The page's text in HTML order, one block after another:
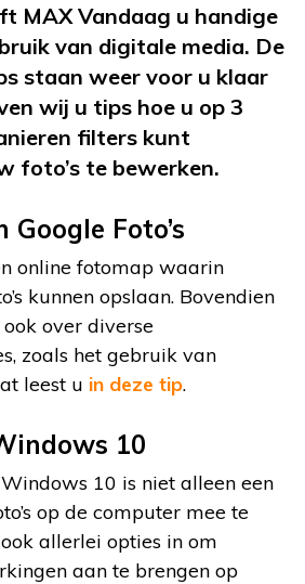
MAX Vandaag u handige
van digitale media. De
staan weer voor u klaar
wij u tips hoe u op 3
filters kunt
foto’s te bewerken.
Foto’s
online fotomap waarin
kunnen opslaan. Bovendien
over diverse
zoals het gebruik van
leest u in deze tip.
10
Windows 10 is niet alleen een
op de computer mee te
allerlei opties in om
aan te brengen op